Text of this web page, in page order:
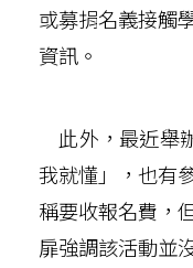
或募捐名義接觸
資訊。
此外，最近舉
我就懂」，也有
稱要收報名費，
扉強調該活動並